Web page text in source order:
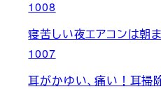
1008
寝苦しい夜エアコンは朝
1007
耳がかゆい、痛い！耳掃